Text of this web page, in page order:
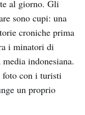
al giorno. Gli
sono cupi: una
croniche prima
i minatori di
indonesiana.
foto con i turisti
un proprio